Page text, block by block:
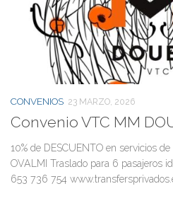
CONVENIOS 23 MARZO, 2026
Convenio VTC MM
10% de DESCUENTO en servicios
OVALMI Traslado para 6 pasajeros
653 736 754